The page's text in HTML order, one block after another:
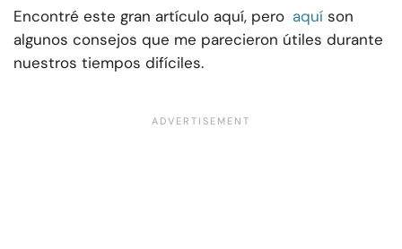
Encontré este gran artículo aquí, pero aquí son
algunos consejos que me parecieron útiles durante
nuestros tiempos difíciles.